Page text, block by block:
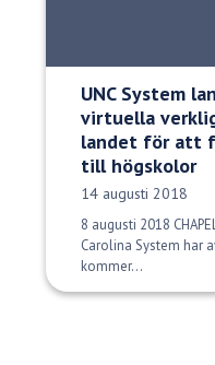
UNC System
virtuella
landet för att
till högskolor
Publiceringsdatum:
14 augusti 2018
8 augusti 2018
Carolina System har
kommer...